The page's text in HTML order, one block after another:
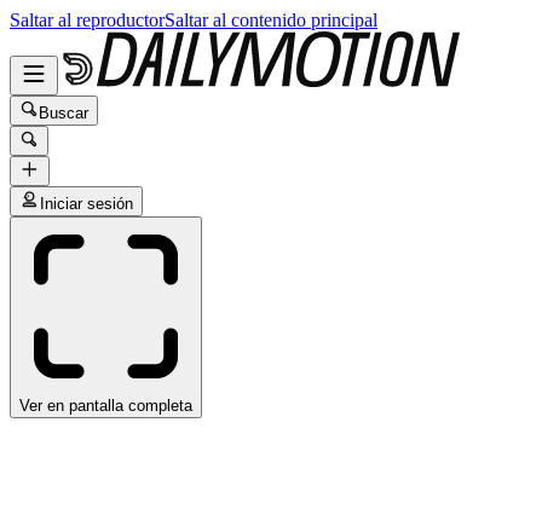
Saltar al reproductorSaltar al contenido principal
Buscar
Iniciar sesión
Ver en pantalla completa